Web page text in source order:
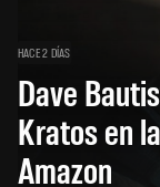
HACE 2 DÍAS
Dave
Kratos en
Amazon